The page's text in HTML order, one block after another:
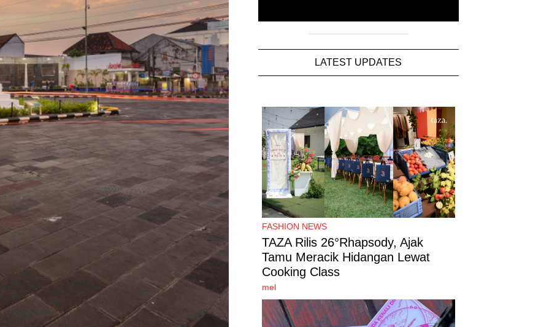
LATEST UPDATES
FASHION NEWS
TAZA Rilis 26°Rhapsody, Ajak
Tamu Meracik Hidangan Lewat
Cooking Class
mel